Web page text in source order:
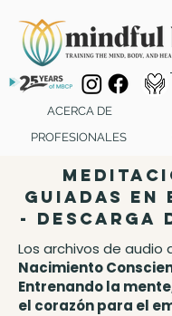
ACERCA DE
PROFESIONALES
guiadas en
- descarga
Los archivos de audio
Nacimiento
Entrenando la
el corazón para el